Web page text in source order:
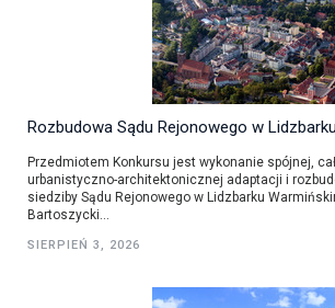
Rozbudowa Sądu Rejonowego w
Przedmiotem Konkursu jest wykonanie spójnej,
urbanistyczno-architektonicznej adaptacji i
siedziby Sądu Rejonowego w Lidzbarku
Bartoszycki...
SIERPIEŃ 3, 2026